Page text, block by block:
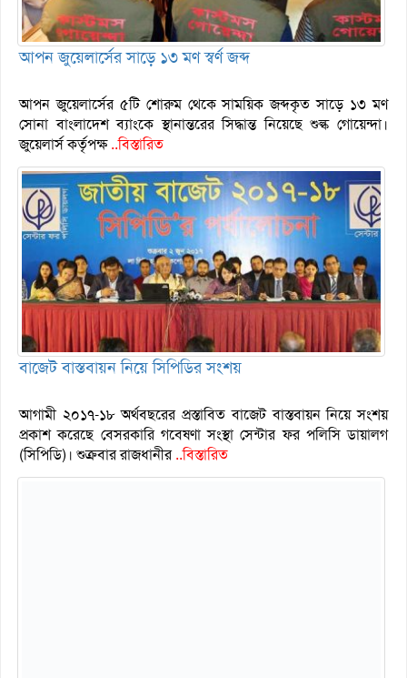
আপন জুয়েলার্সের সাড়ে ১৩ মণ স্বর্ণ জব্দ
আপন জুয়েলার্সের ৫টি শোরুম থেকে সাময়িক জব্দকৃত সাড়ে ১৩ মণ
সোনা বাংলাদেশ ব্যাংকে স্থানান্তরের সিদ্ধান্ত নিয়েছে শুল্ক গোয়েন্দা।
জুয়েলার্স কর্তৃপক্ষ..বিস্তারিত
বাজেট বাস্তবায়ন নিয়ে সিপিডির সংশয়
আগামী ২০১৭-১৮ অর্থবছরের প্রস্তাবিত বাজেট বাস্তবায়ন নিয়ে সংশয়
প্রকাশ করেছে বেসরকারি গবেষণা সংস্থা সেন্টার ফর পলিসি ডায়ালগ
(সিপিডি)। শুক্রবার রাজধানীর..বিস্তারিত